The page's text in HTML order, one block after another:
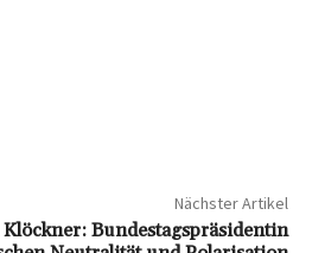
Nächster Artikel
Bundestagspräsidentin